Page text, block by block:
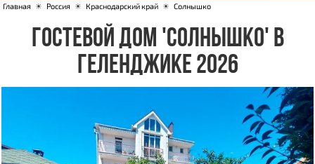
Главная ☀ Россия ☀ Краснодарский край ☀ Солнышко
ГОСТЕВОЙ ДОМ 'СОЛНЫШКО' В
ГЕЛЕНДЖИКЕ 2026